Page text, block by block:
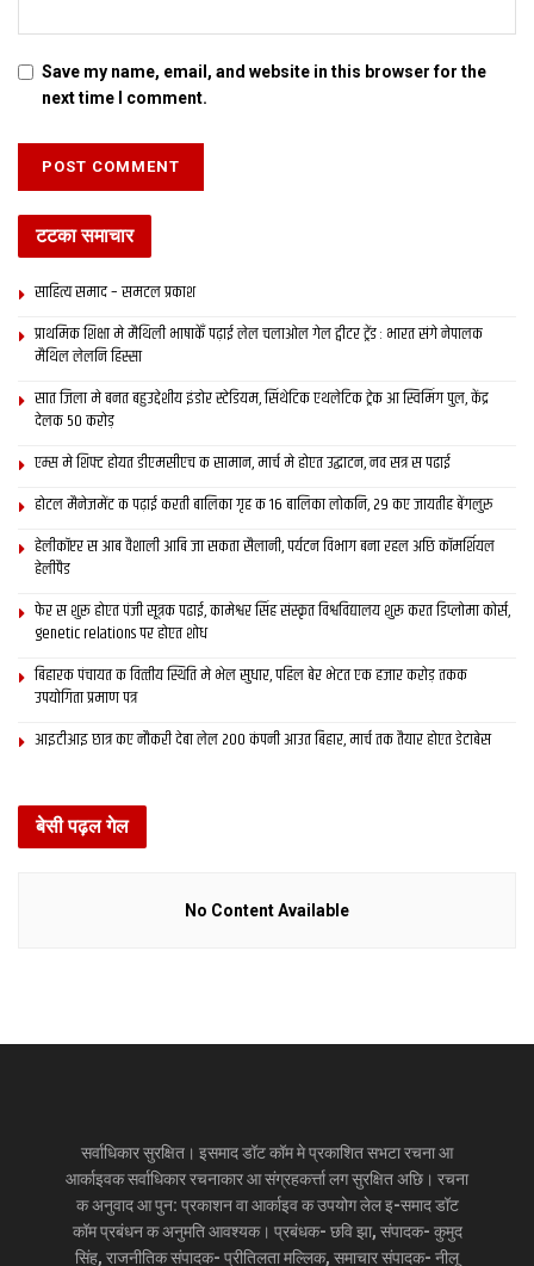
Save my name, email, and website in this browser for the
next time I comment.
टटका समाचार
साहित्य समाद – समटल प्रकाश
प्राथमिक शि‍क्षा मे मैथि‍ली भाषाकेँ पढ़ाई लेल चलाओल गेल ट्वीटर ट्रेंड : भारत संगे नेपालक
मैथिल लेलनि हिस्सा
सात जिला मे बनत बहुउद्देशीय इंडोर स्‍टेडि‍यम, सिंथेटिक एथलेटिक ट्रेक आ स्विमिंग पुल, केंद्र
देलक 50 करोड़
एम्स मे शिफ्ट होयत डीएमसीएच क सामान, मार्च मे होएत उद्घाटन, नव सत्र स पढाई
होटल मैनेजमेंट क पढ़ाई करती बालिका गृह क 16 बालिका लोकनि, 29 कए जायतीह बेंगलुरु
हेलीकॉप्टर स आब वैशाली आबि जा सकता सैलानी, पर्यटन विभाग बना रहल अछि कॉमर्शियल
हेलीपैड
फेर स शुरू होएत पंजी सूत्रक पढाई, कामेश्वर सिंह संस्कृत विश्वविद्यालय शुरू करत डिप्लोमा कोर्स,
genetic relations पर होएत शोध
बिहारक पंचायत क वित्‍तीय स्थिति मे भेल सुधार, पहिल बेर भेटत एक हजार करोड़ तकक
उपयोगिता प्रमाण पत्र
आइटीआइ छात्र कए नौकरी देबा लेल 200 कंपनी आउत बिहार, मार्च तक तैयार होएत डेटाबेस
बेसी पढ़ल गेल
No Content Available
सर्वाधिकार सुरक्षित। इसमाद डॉट कॉम मे प्रकाशित सभटा रचना आ
आर्काइवक सर्वाधिकार रचनाकार आ संग्रहकर्त्ता लग सुरक्षित अछि। रचना
क अनुवाद आ पुन: प्रकाशन वा आर्काइव क उपयोग लेल इ-समाद डॉट
कॉम प्रबंधन क अनुमति आवश्यक। प्रबंधक- छवि झा, संपादक- कुमुद
सिंह, राजनीतिक संपादक- प्रीतिलता मल्लिक, समाचार संपादक- नीलू